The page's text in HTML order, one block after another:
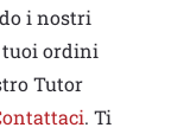
i nostri
tuoi ordini
Tutor
. Ti